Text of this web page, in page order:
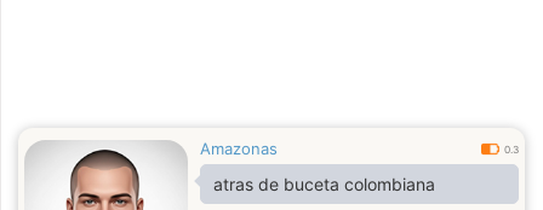
Amazonas 0.3
atras de buceta colombiana